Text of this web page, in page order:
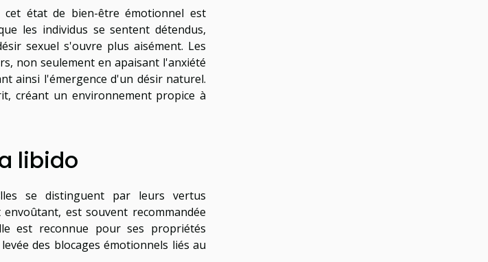
cet état de bien-être émotionnel est
les individus se sentent détendus,
sexuel s'ouvre plus aisément. Les
non seulement en apaisant l'anxiété
ainsi l'émergence d'un désir naturel.
créant un environnement propice à
libido
se distinguent par leurs vertus
est souvent recommandée
est reconnue pour ses propriétés
des blocages émotionnels liés au